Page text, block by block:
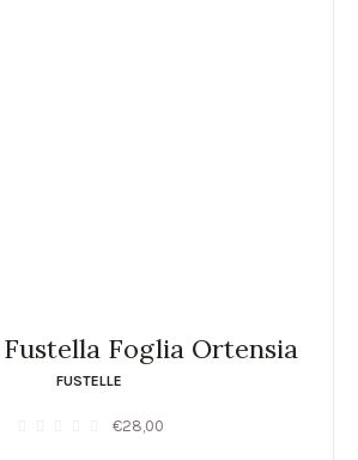
Foglia Ortensia
FUSTELLE
€28,00